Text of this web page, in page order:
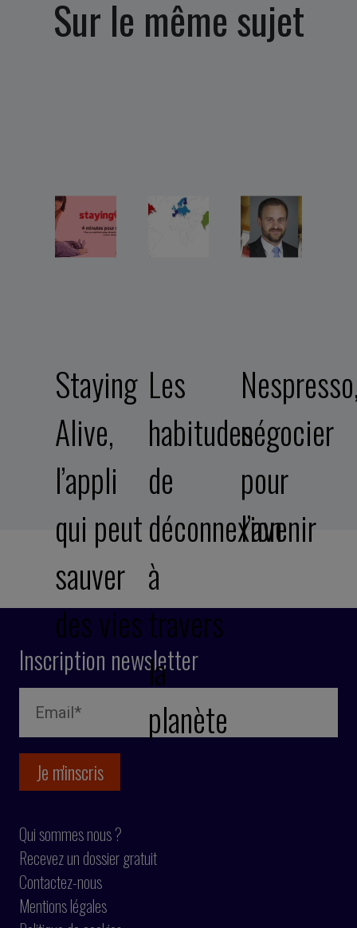
Sur le même sujet
Staying
Alive,
l’appli
qui peut
sauver
des vies
Les
habitudes
de
déconnexion
à
travers
la
planète
négocier
pour
l’avenir
Inscription newsletter
Qui sommes nous ?
Recevez un dossier gratuit
Contactez-nous
Mentions légales